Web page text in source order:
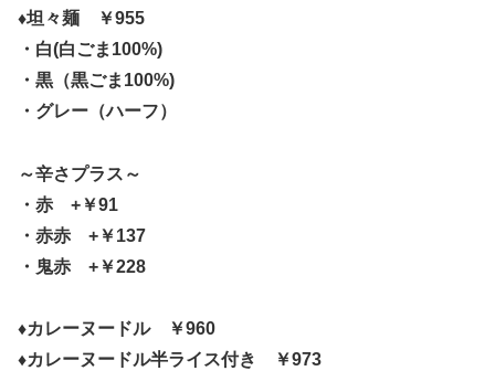
♦坦々麺
￥955
・白(白ごま100%)
・黒（黒ごま100%)
・グレー（ハーフ）
～辛さプラス～
・赤 +￥91
・赤赤 +￥137
・鬼赤 +￥228
♦カレーヌードル
￥960
♦カレーヌードル半ライス付き ￥973